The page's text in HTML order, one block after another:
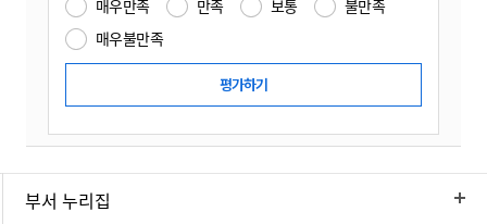
매우만족 만족 보통
불만족
매우불만족
부서 누리집